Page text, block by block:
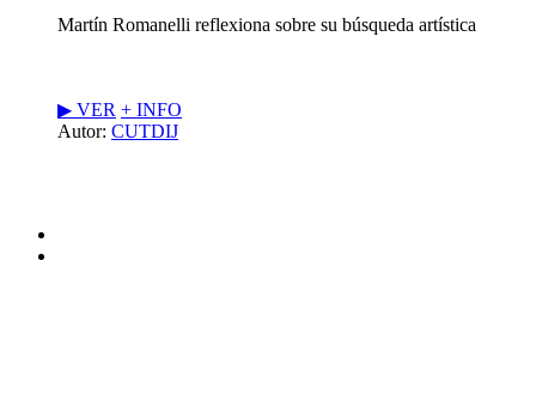
Martín Romanelli reflexiona sobre su búsqueda artística
▶︎ VER + INFO
Autor: CUTDIJ